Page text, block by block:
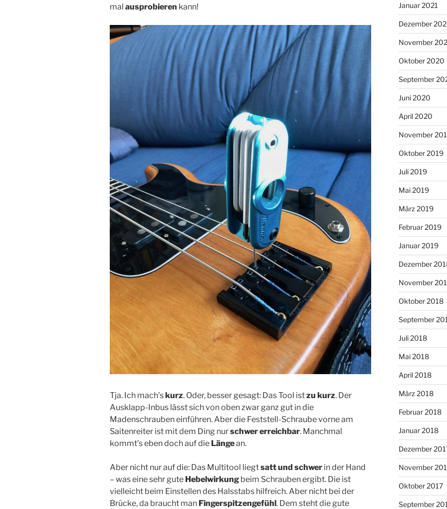
mal ausprobieren kann!
Tja. Ich mach’skurz. Oder, besser gesagt: Das Tool istzu kurz. Der
Ausklapp-Inbus lässt sich von oben zwar ganz gut in die
Madenschrauben einführen. Aber die Feststell-Schraube vorne am
Saitenreiter ist mit dem Ding nurschwer erreichbar. Manchmal
kommt’s eben doch auf die Längean.
Aber nicht nur auf die: Das Multitool liegtsatt und schwer in der Hand
– was eine sehr gute Hebelwirkung beim Schrauben ergibt. Die ist
vielleicht beim Einstellen des Halsstabs hilfreich. Aber nicht bei der
Brücke, da braucht man Fingerspitzengefühl. Dem steht die gute
Januar 2021
Dezember
November
Oktober 2020
September
Juni 2020
April 2020
November
Oktober 2019
Juli 2019
Mai 2019
März 2019
Februar 2019
Januar 2019
Dezember
November
Oktober 2018
September
Juli 2018
Mai 2018
April 2018
März 2018
Februar 2018
Januar 2018
Dezember
November
Oktober 2017
September